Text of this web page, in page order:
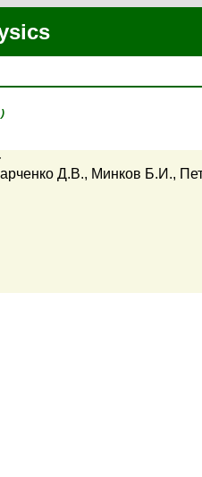
Д.В., Минков Б.И.,